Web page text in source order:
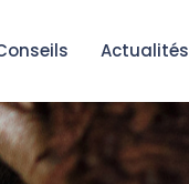
Actualités